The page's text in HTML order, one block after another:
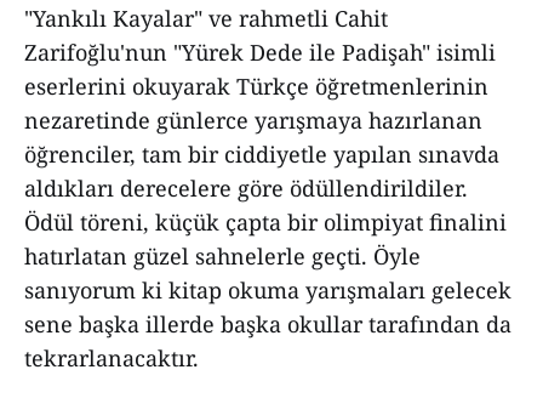
"Yankılı Kayalar" ve rahmetli Cahit
Zarifoğlu'nun "Yürek Dede ile Padişah" isimli
eserlerini okuyarak Türkçe öğretmenlerinin
nezaretinde günlerce yarışmaya hazırlanan
öğrenciler, tam bir ciddiyetle yapılan sınavda
aldıkları derecelere göre ödüllendirildiler.
Ödül töreni, küçük çapta bir olimpiyat finalini
hatırlatan güzel sahnelerle geçti. Öyle
sanıyorum ki kitap okuma yarışmaları gelecek
sene başka illerde başka okullar tarafından da
tekrarlanacaktır.